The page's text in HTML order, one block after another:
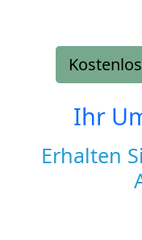
Ihr
Erhalten